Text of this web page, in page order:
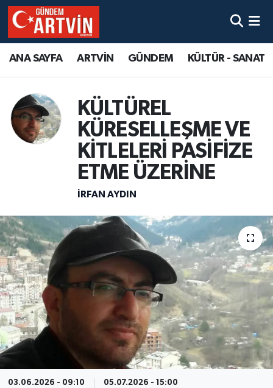
ANA SAYFA ARTVİN GÜNDEM KÜLTÜR - SANAT
KÜLTÜREL
KÜRESELLEŞME VE
KİTLELERİ PASİFİZE
ETME ÜZERİNE
İRFAN AYDIN
03.06.2026 - 09:10 05.07.2026 - 15:00